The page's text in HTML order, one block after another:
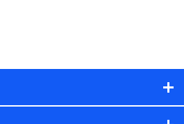
性別、保険契約者と被保険者の関
保険商品の内容、保険料、保険料
ーカーや走行距離などの情報、建
報及び保険の更改案内等を提供し